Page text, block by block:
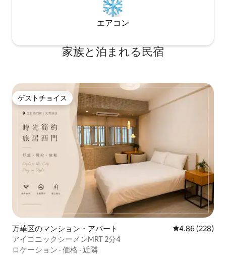
気軽にお申し付けください。私たちは、
国民外交を通じてより良い台湾を共に創
造するために最善を尽くします。 PS.宿泊
や酔っ払い騒ぎは固く禁じられていま
エアコン
家族と泊まれる民宿
ゲストチョイス
ゲストチョイス
万華区のマンション・アパート レビュー228
4.86 (228)
アイコニックシーメンMRT 2分4
ロケーション · 価格 · 近隣